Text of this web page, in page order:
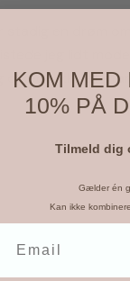
en drøm
jeg lidt
ikke at
KOM MED
10% PÅ
Tilmeld dig
Gælder én
Kan ikke